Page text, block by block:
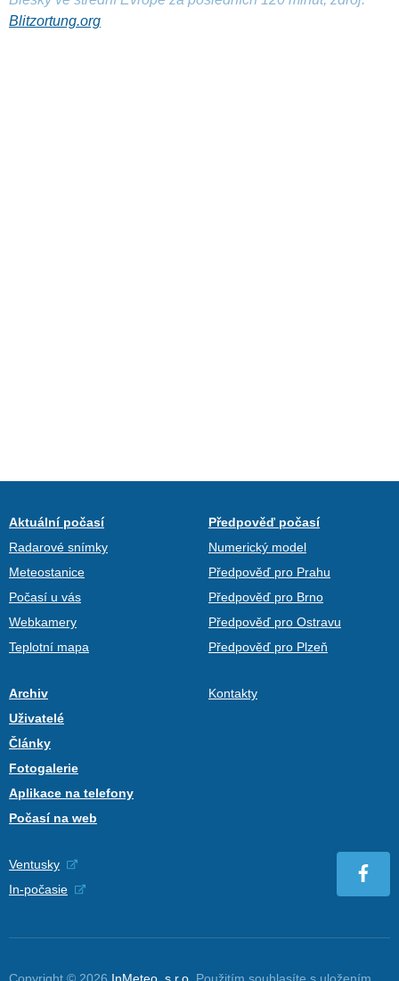
Blitzortung.org
Aktuální počasí
Radarové snímky
Meteostanice
Počasí u vás
Webkamery
Teplotní mapa
Předpověď počasí
Numerický model
Předpověď pro Prahu
Předpověď pro Brno
Předpověď pro Ostravu
Předpověď pro Plzeň
Archiv
Uživatelé
Články
Fotogalerie
Aplikace na telefony
Počasí na web
Kontakty
Ventusky
In-počasie
Copyright © 2026 InMeteo, s.r.o. Použitím souhlasíte s uložením